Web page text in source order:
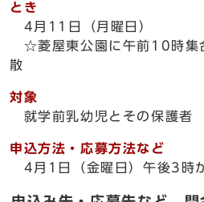
とき
4月11日（月曜日）
☆菱屋東公園に午前10時集
散
対象
就学前乳幼児とその保護者
申込方法・応募方法など
4月1日（金曜日）午後3時